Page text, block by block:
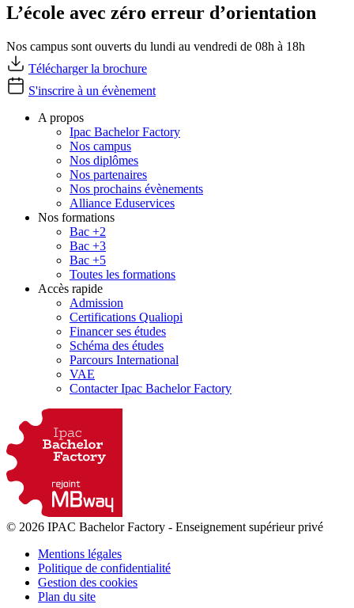
L’école avec zéro erreur d’orientation
Nos campus sont ouverts du lundi au vendredi de 08h à 18h
Télécharger la brochure
S'inscrire à un évènement
A propos
Ipac Bachelor Factory
Nos campus
Nos diplômes
Nos partenaires
Nos prochains évènements
Alliance Eduservices
Nos formations
Bac +2
Bac +3
Bac +5
Toutes les formations
Accès rapide
Admission
Certifications Qualiopi
Financer ses études
Schéma des études
Parcours International
VAE
Contacter Ipac Bachelor Factory
© 2026 IPAC Bachelor Factory - Enseignement supérieur privé
Mentions légales
Politique de confidentialité
Gestion des cookies
Plan du site